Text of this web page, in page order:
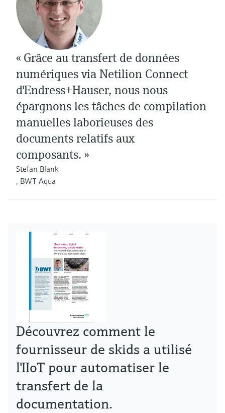
« Grâce au transfert de données
numériques via Netilion Connect
d'Endress+Hauser, nous nous
épargnons les tâches de compilation
manuelles laborieuses des
documents relatifs aux
composants. »
Stefan Blank
, BWT Aqua
Découvrez comment le
fournisseur de skids a utilisé
l'IIoT pour automatiser le
transfert de la
documentation.